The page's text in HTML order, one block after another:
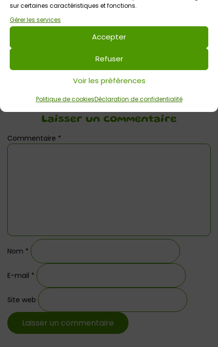
sur certaines caractéristiques et fonctions.
Gérer les services
Accepter
Refuser
Voir les préférences
Politique de cookiesDéclaration de confidentialité
Votre avis sur
Randoiseaux à Brec’h
Laisser un commentaire
Commentaire *
Nom *
E-mail *
Site web